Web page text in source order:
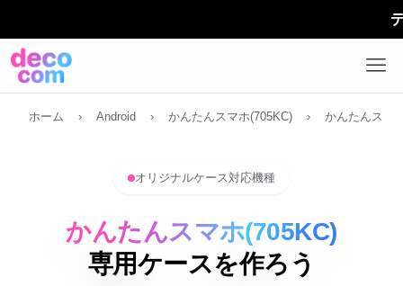
デザイ
ホーム › Android › かんたんスマホ(705KC) › かんたんスマ
オリジナルケース対応機種
かんたんスマホ(705KC)
専用ケースを作ろう